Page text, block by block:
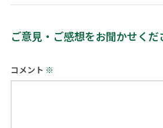
ご意見・ご感想をお聞かせくだ
コメント ※